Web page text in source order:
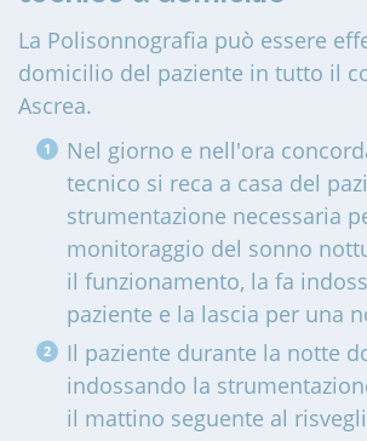
La Polisonnografia può essere
domicilio del paziente in tutto il
Ascrea.
Nel giorno e nell'ora
tecnico si reca a casa del
strumentazione necessaria
monitoraggio del sonno
il funzionamento, la fa
paziente e la lascia per una
Il paziente durante la notte
indossando la
il mattino seguente al